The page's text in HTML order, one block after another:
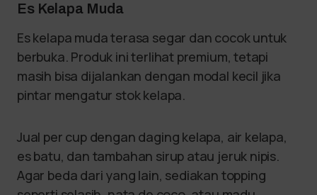
Es Kelapa Muda
Es kelapa muda terasa segar dan cocok untuk
berbuka. Produk ini terlihat premium, tetapi
masih bisa dijalankan dengan modal kecil jika
pintar mengatur stok kelapa.
Jual per cup dengan daging kelapa, air kelapa,
es batu, dan tambahan sirup atau jeruk nipis.
Agar beda dari yang lain, sediakan topping